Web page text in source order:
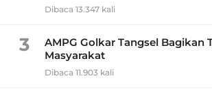
Dibaca 13.347 kali
3
AMPG Golkar Tangsel Bagikan
Masyarakat
Dibaca 11.903 kali